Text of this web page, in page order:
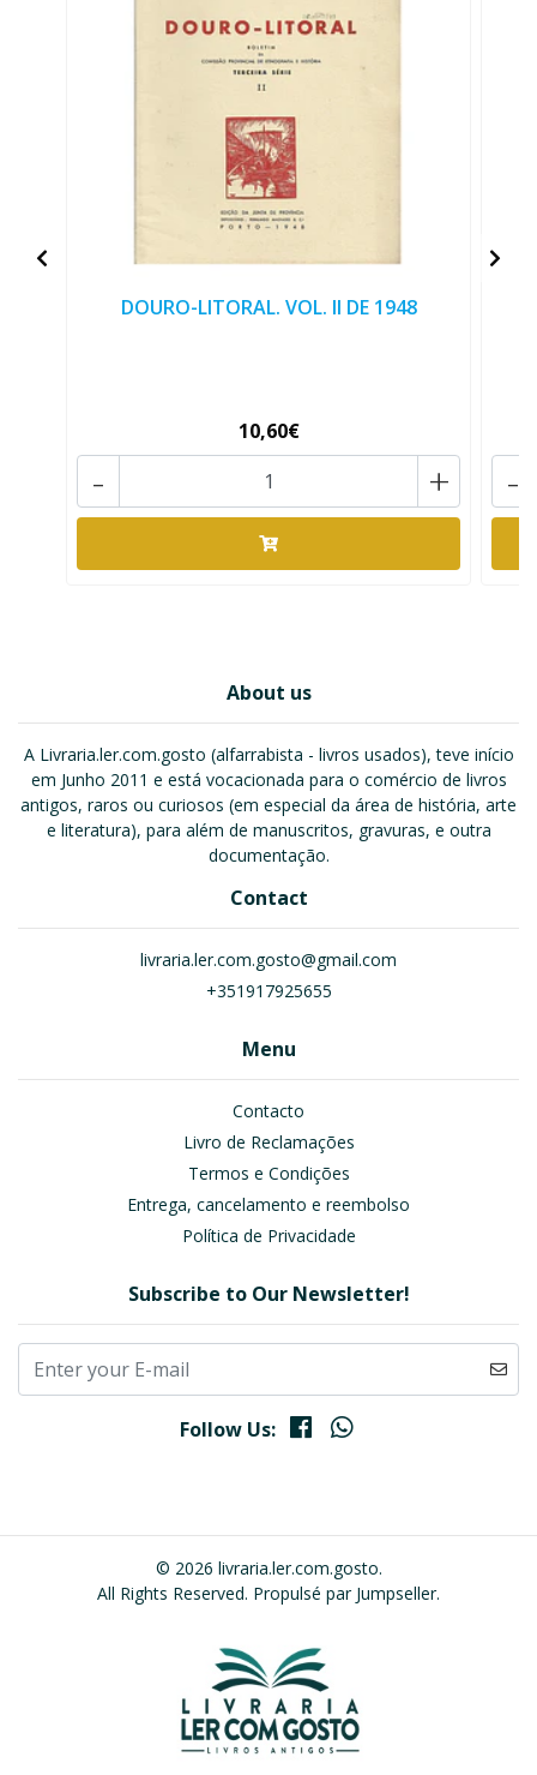
DOURO-LITORAL. VOL. II DE 1948
10,60€
+
- -
About us
A Livraria.ler.com.gosto (alfarrabista - livros usados), teve início
em Junho 2011 e está vocacionada para o comércio de livros
antigos, raros ou curiosos (em especial da área de história, arte
e literatura), para além de manuscritos, gravuras, e outra
documentação.
Contact
livraria.ler.com.gosto@gmail.com
+351917925655
Menu
Contacto
Livro de Reclamações
Termos e Condições
Entrega, cancelamento e reembolso
Política de Privacidade
Subscribe to Our Newsletter!
Follow Us:
© 2026 livraria.ler.com.gosto.
All Rights Reserved. Propulsé par Jumpseller.